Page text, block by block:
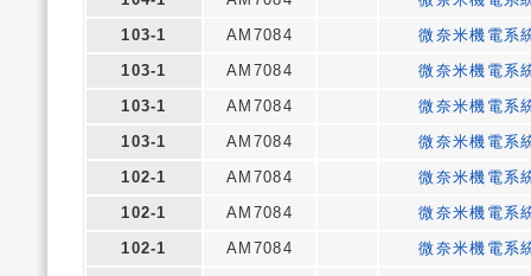
103-1
AM7084
微奈米機電系
103-1
AM7084
微奈米機電系
103-1
AM7084
微奈米機電系
103-1
AM7084
微奈米機電系
102-1
AM7084
微奈米機電系
102-1
AM7084
微奈米機電系
102-1
AM7084
微奈米機電系